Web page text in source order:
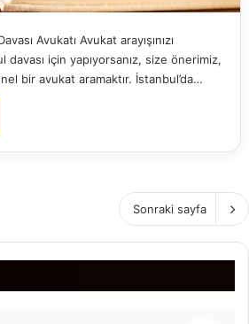
Avukatı Avukat arayışınızı
davası için yapıyorsanız, size önerimiz,
bir avukat aramaktır. İstanbul’da…
Sonraki sayfa